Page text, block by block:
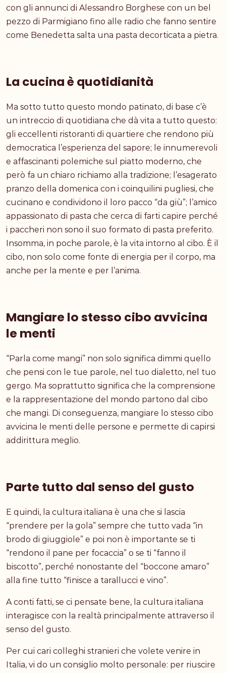
con gli annunci di Alessandro Borghese con un bel
pezzo di Parmigiano fino alle radio che fanno sentire
come Benedetta salta una pasta decorticata a pietra.
La cucina è quotidianità
Ma sotto tutto questo mondo patinato, di base c’è
un intreccio di quotidiana che dà vita a tutto questo:
gli eccellenti ristoranti di quartiere che rendono più
democratica l’esperienza del sapore; le innumerevoli
e affascinanti polemiche sul piatto moderno, che
però fa un chiaro richiamo alla tradizione; l’esagerato
pranzo della domenica con i coinquilini pugliesi, che
cucinano e condividono il loro pacco “da giù”; l’amico
appassionato di pasta che cerca di farti capire perché
i paccheri non sono il suo formato di pasta preferito.
Insomma, in poche parole, è la vita intorno al cibo. È il
cibo, non solo come fonte di energia per il corpo, ma
anche per la mente e per l’anima.
Mangiare lo stesso cibo avvicina
le menti
“Parla come mangi” non solo significa dimmi quello
che pensi con le tue parole, nel tuo dialetto, nel tuo
gergo. Ma soprattutto significa che la comprensione
e la rappresentazione del mondo partono dal cibo
che mangi. Di conseguenza, mangiare lo stesso cibo
avvicina le menti delle persone e permette di capirsi
addirittura meglio.
Parte tutto dal senso del gusto
E quindi, la cultura italiana è una che si lascia
“prendere per la gola” sempre che tutto vada “in
brodo di giuggiole” e poi non è importante se ti
“rendono il pane per focaccia” o se ti “fanno il
biscotto”, perché nonostante del “boccone amaro”
alla fine tutto “finisce a tarallucci e vino”.
A conti fatti, se ci pensate bene, la cultura italiana
interagisce con la realtà principalmente attraverso il
senso del gusto.
Per cui cari colleghi stranieri che volete venire in
Italia, vi do un consiglio molto personale: per riuscire